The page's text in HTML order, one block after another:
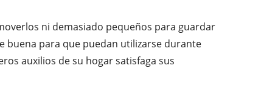
ni demasiado pequeños para guardar
buena para que puedan utilizarse durante
auxilios de su hogar satisfaga sus